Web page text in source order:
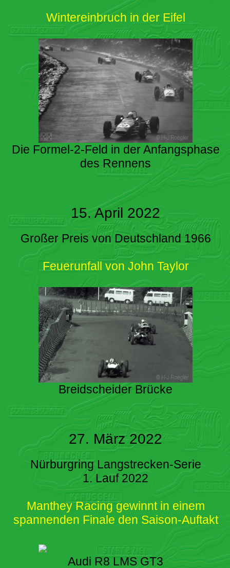
Wintereinbruch in der Eifel
Die Formel-2-Feld in der Anfangsphase
des Rennens
15. April 2022
Großer Preis von Deutschland 1966
Feuerunfall von John Taylor
Breidscheider Brücke
27. März 2022
Nürburgring Langstrecken-Serie
1. Lauf 2022
Manthey Racing gewinnt in einem
spannenden Finale den Saison-Auftakt
Audi R8 LMS GT3